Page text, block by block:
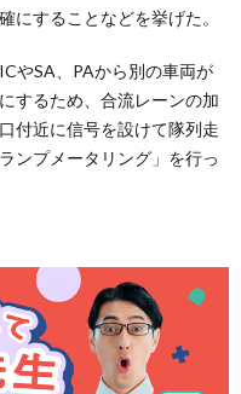
にすることなどを挙げた。
やSA、PAから別の車両が
するため、合流レーンの加
付近に信号を設けて隊列走
ンプメータリング」を行っ